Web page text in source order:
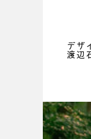
デザ
渡辺